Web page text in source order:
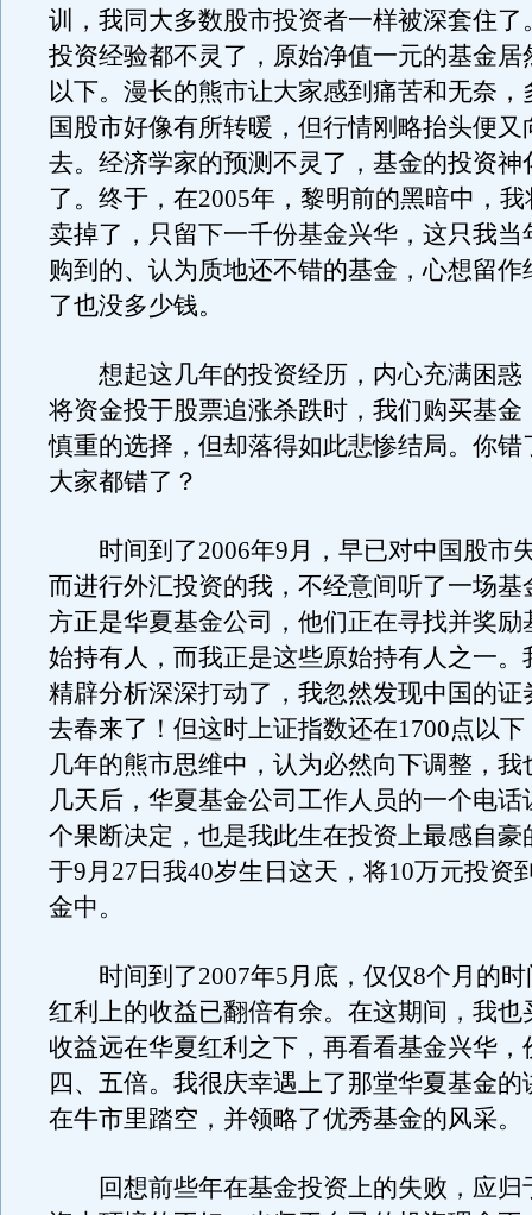
训，我同大多数股市投资者一样被深套住了
投资经验都不灵了，原始净值一元的基金居
以下。漫长的熊市让大家感到痛苦和无奈，
国股市好像有所转暖，但行情刚略抬头便又
去。经济学家的预测不灵了，基金的投资神
了。终于，在2005年，黎明前的黑暗中，
卖掉了，只留下一千份基金兴华，这只我当
购到的、认为质地还不错的基金，心想留作
了也没多少钱。
想起这几年的投资经历，内心充满困惑
将资金投于股票追涨杀跌时，我们购买基金
慎重的选择，但却落得如此悲惨结局。你错
大家都错了？
时间到了2006年9月，早已对中国股市
而进行外汇投资的我，不经意间听了一场基
方正是华夏基金公司，他们正在寻找并奖励
始持有人，而我正是这些原始持有人之一。
精辟分析深深打动了，我忽然发现中国的证
去春来了！但这时上证指数还在1700点以
几年的熊市思维中，认为必然向下调整，我
几天后，华夏基金公司工作人员的一个电话
个果断决定，也是我此生在投资上最感自豪
于9月27日我40岁生日这天，将10万元投资
金中。
时间到了2007年5月底，仅仅8个月的时
红利上的收益已翻倍有余。在这期间，我也
收益远在华夏红利之下，再看看基金兴华，
四、五倍。我很庆幸遇上了那堂华夏基金的
在牛市里踏空，并领略了优秀基金的风采。
回想前些年在基金投资上的失败，应归